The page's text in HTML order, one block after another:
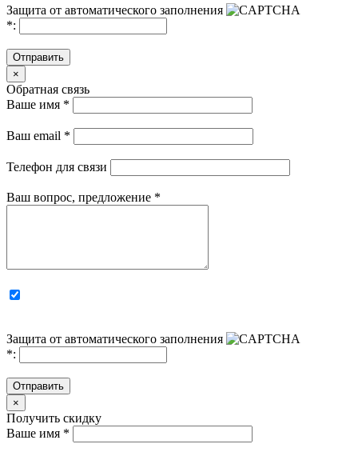
Защита от автоматического заполнения
*:
Отправить
×
Обратная связь
Ваше имя *
Ваш email *
Телефон для связи
Ваш вопрос, предложение *
Защита от автоматического заполнения
*:
Отправить
×
Получить скидку
Ваше имя *